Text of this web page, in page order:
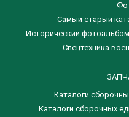
Самый старый
Исторический
Спецтехника
Каталоги
​Каталоги сборочных